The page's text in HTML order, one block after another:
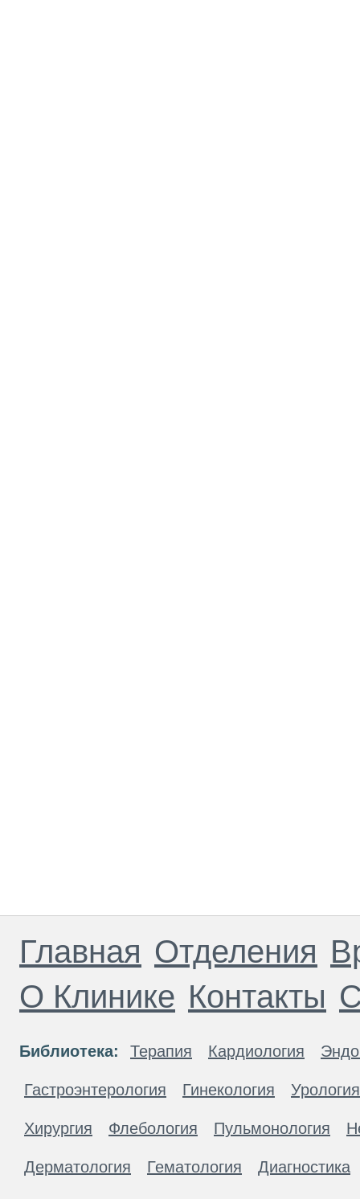
Главная Отделения
О Клинике Контакты
Библиотека: Терапия Кардиология
Гастроэнтерология Гинекология Урология
Хирургия Флебология Пульмонология
Дерматология Гематология Диагностика